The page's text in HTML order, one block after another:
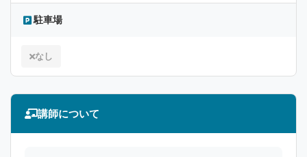
駐車場
なし
講師について